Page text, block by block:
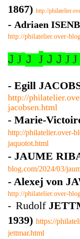
1867) http://
- Adriaen
http://philatelier.over-
J J J J J J J J
- Egill
http://
jacobsen.html
- Marie-
http://philatelier.over-
jaquotot.html
- JAUME
blog.com/2024/03/
- Alexej von
http://philatelier.over-
- Rudolf
1939) https://
jettmar.html